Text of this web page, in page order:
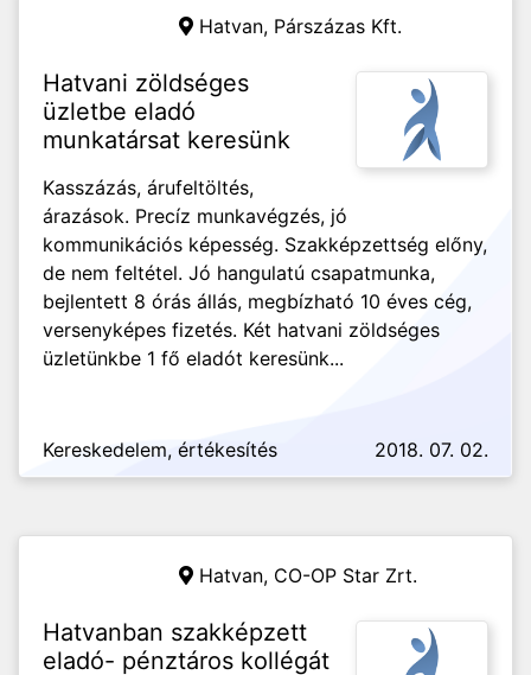
Hatvan, Párszázas Kft.
Hatvani zöldséges
üzletbe eladó
munkatársat keresünk
Kasszázás, árufeltöltés,
árazások. Precíz munkavégzés, jó
kommunikációs képesség. Szakképzettség előny,
de nem feltétel. Jó hangulatú csapatmunka,
bejlentett 8 órás állás, megbízható 10 éves cég,
versenyképes fizetés. Két hatvani zöldséges
üzletünkbe 1 fő eladót keresünk...
Kereskedelem, értékesítés 2018. 07. 02.
Hatvan, CO-OP Star Zrt.
Hatvanban szakképzett
eladó- pénztáros kollégát